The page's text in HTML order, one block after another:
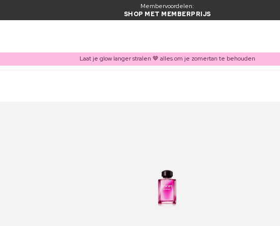
Membervoordelen:
SHOP MET MEMBERPRIJS
Laat je glow langer stralen 🤎 alles om je zomertan te behouden